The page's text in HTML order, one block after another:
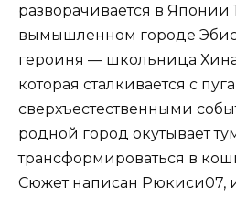
разворачивается в Японии
вымышленном городе
героиня — школьница
которая сталкивается с
сверхъестественными
родной город окутывает
трансформироваться в
Сюжет написан Рюкиси07,